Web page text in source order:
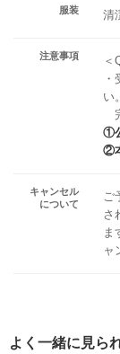
服装 清
注意事項
＜
い。
①
②
キャンセル
について
ご
さ
ま
ャ
よく一緒に見ら